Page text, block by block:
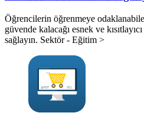
Öğrencilerin öğrenmeye
güvende kalacağı esnek ve
sağlayın. Sektör - Eğitim >